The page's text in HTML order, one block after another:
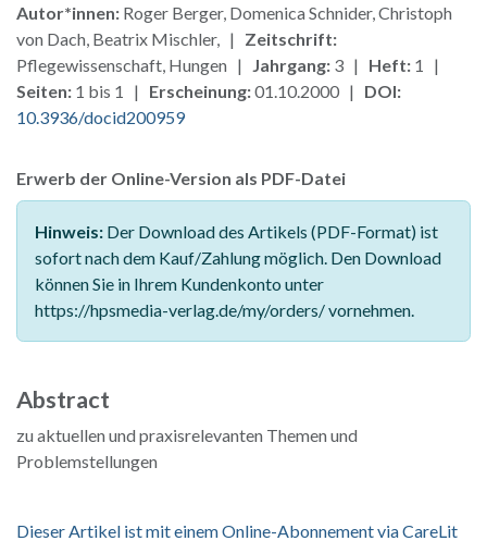
Autor*innen: Roger Berger, Domenica Schnider, Christoph
von Dach, Beatrix Mischler, | Zeitschrift:
Pflegewissenschaft, Hungen | Jahrgang: 3 | Heft: 1 |
Seiten: 1 bis 1 | Erscheinung:01.10.2000 | DOI:
10.3936/docid200959
Erwerb der Online-Version als PDF-Datei
Hinweis: Der Download des Artikels (PDF-Format) ist
sofort nach dem Kauf/Zahlung möglich. Den Download
können Sie in Ihrem Kundenkonto unter
https://hpsmedia-verlag.de/my/orders/ vornehmen.
Abstract
zu aktuellen und praxisrelevanten Themen und
Problemstellungen
Dieser Artikel ist mit einem Online-Abonnement via CareLit